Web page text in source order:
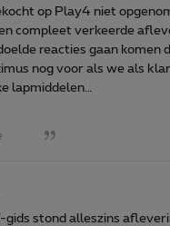
op Play4 niet
compleet verkeerde
reacties gaan komen
nog voor als we als
lapmiddelen…
gids stond alleszins